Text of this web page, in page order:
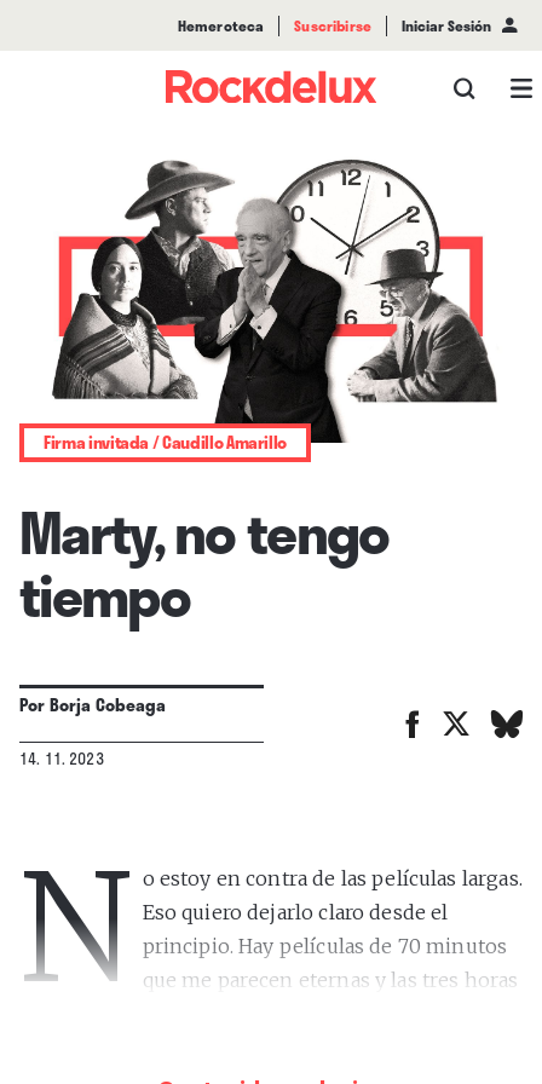
Hemeroteca Suscribirse Iniciar Sesión
Firma invitada / Caudillo Amarillo
Marty, no tengo
tiempo
PorBorja Cobeaga
14. 11. 2023
N o estoy en contra de las películas largas.
Eso quiero dejarlo claro desde el
principio. Hay películas de 70 minutos
que me parecen eternas y las tres horas